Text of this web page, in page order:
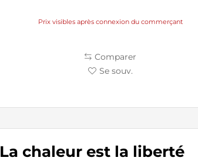
Prix visibles après connexion du commerçant
Comparer
Se souv.
La chaleur est la liberté